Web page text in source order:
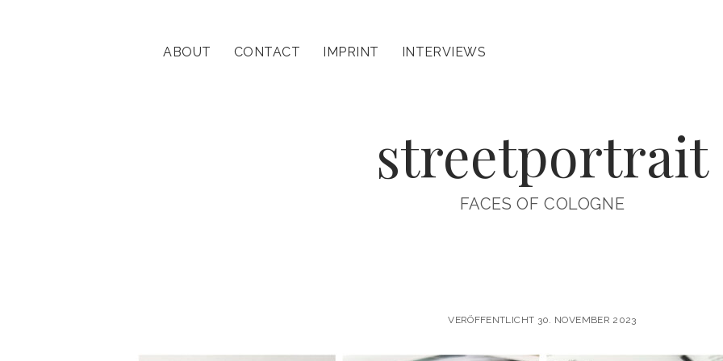
ABOUT CONTACT IMPRINT INTERVIEWS
streetportrait
FACES OF COLOGNE
VERÖFFENTLICHT 30. NOVEMBER 2023